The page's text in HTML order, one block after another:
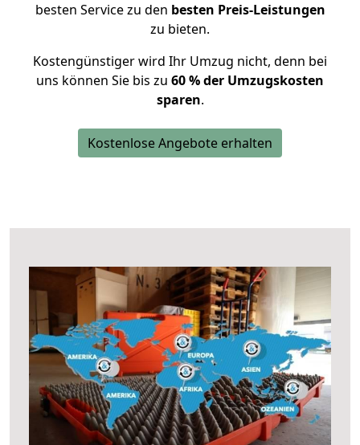
besten Service zu den besten Preis-Leistungen
zu bieten.
Kostengünstiger wird Ihr Umzug nicht, denn bei
uns können Sie bis zu 60 % der Umzugskosten
sparen.
Kostenlose Angebote erhalten